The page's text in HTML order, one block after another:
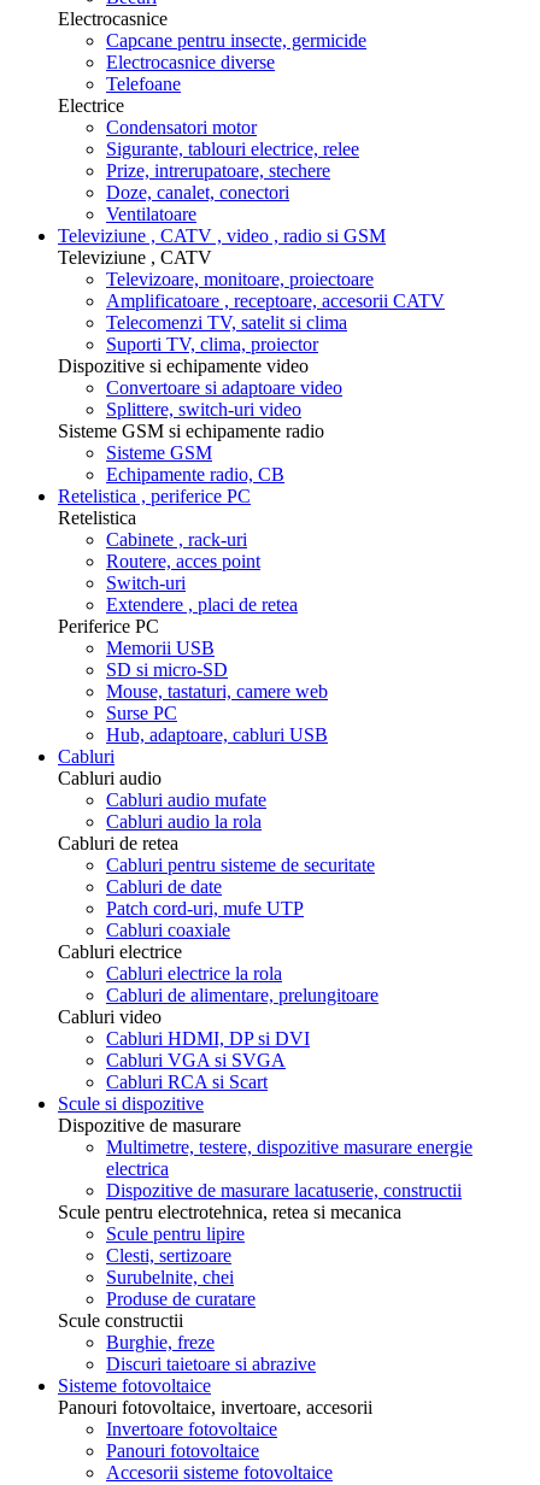
Electrocasnice
Capcane pentru insecte, germicide
Electrocasnice diverse
Telefoane
Electrice
Condensatori motor
Sigurante, tablouri electrice, relee
Prize, intrerupatoare, stechere
Doze, canalet, conectori
Ventilatoare
Televiziune , CATV , video , radio si GSM
Televiziune , CATV
Televizoare, monitoare, proiectoare
Amplificatoare , receptoare, accesorii CATV
Telecomenzi TV, satelit si clima
Suporti TV, clima, proiector
Dispozitive si echipamente video
Convertoare si adaptoare video
Splittere, switch-uri video
Sisteme GSM si echipamente radio
Sisteme GSM
Echipamente radio, CB
Retelistica , periferice PC
Retelistica
Cabinete , rack-uri
Routere, acces point
Switch-uri
Extendere , placi de retea
Periferice PC
Memorii USB
SD si micro-SD
Mouse, tastaturi, camere web
Surse PC
Hub, adaptoare, cabluri USB
Cabluri
Cabluri audio
Cabluri audio mufate
Cabluri audio la rola
Cabluri de retea
Cabluri pentru sisteme de securitate
Cabluri de date
Patch cord-uri, mufe UTP
Cabluri coaxiale
Cabluri electrice
Cabluri electrice la rola
Cabluri de alimentare, prelungitoare
Cabluri video
Cabluri HDMI, DP si DVI
Cabluri VGA si SVGA
Cabluri RCA si Scart
Scule si dispozitive
Dispozitive de masurare
Multimetre, testere, dispozitive masurare energie
electrica
Dispozitive de masurare lacatuserie, constructii
Scule pentru electrotehnica, retea si mecanica
Scule pentru lipire
Clesti, sertizoare
Surubelnite, chei
Produse de curatare
Scule constructii
Burghie, freze
Discuri taietoare si abrazive
Sisteme fotovoltaice
Panouri fotovoltaice, invertoare, accesorii
Invertoare fotovoltaice
Panouri fotovoltaice
Accesorii sisteme fotovoltaice